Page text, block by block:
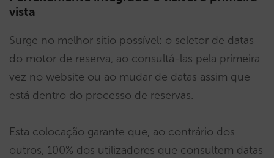
vista
Surge no melhor sítio possível: o seletor de datas
do motor de reserva, ao consultá-las pela primeira
vez no website ou ao mudar de datas assim que
está dentro do processo de reservas.
Esta colocação garante que, ao contrário dos
outros, 100% dos utilizadores que consultem datas